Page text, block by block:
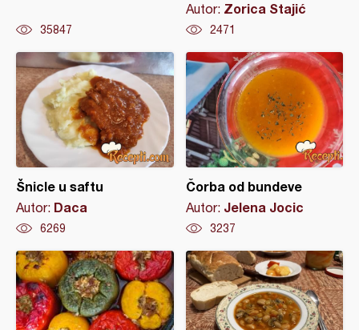
35847
Autor: Zorica Stajić
2471
Šnicle u saftu
Autor: Daca
6269
Čorba od bundeve
Autor: Jelena Jocic
3237